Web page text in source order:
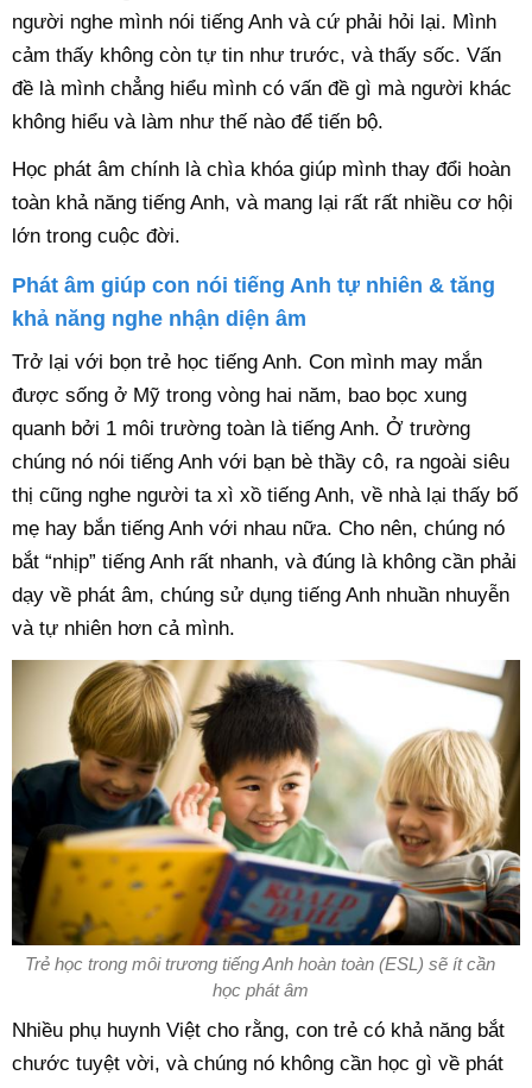
người nghe mình nói tiếng Anh và cứ phải hỏi lại. Mình
cảm thấy không còn tự tin như trước, và thấy sốc. Vấn
đề là mình chẳng hiểu mình có vấn đề gì mà người khác
không hiểu và làm như thế nào để tiến bộ.
Học phát âm chính là chìa khóa giúp mình thay đổi hoàn
toàn khả năng tiếng Anh, và mang lại rất rất nhiều cơ hội
lớn trong cuộc đời.
Phát âm giúp con nói tiếng Anh tự nhiên & tăng
khả năng nghe nhận diện âm
Trở lại với bọn trẻ học tiếng Anh. Con mình may mắn
được sống ở Mỹ trong vòng hai năm, bao bọc xung
quanh bởi 1 môi trường toàn là tiếng Anh. Ở trường
chúng nó nói tiếng Anh với bạn bè thầy cô, ra ngoài siêu
thị cũng nghe người ta xì xồ tiếng Anh, về nhà lại thấy bố
mẹ hay bắn tiếng Anh với nhau nữa. Cho nên, chúng nó
bắt “nhịp” tiếng Anh rất nhanh, và đúng là không cần phải
dạy về phát âm, chúng sử dụng tiếng Anh nhuần nhuyễn
và tự nhiên hơn cả mình.
Trẻ học trong môi trương tiếng Anh hoàn toàn (ESL) sẽ ít cần
học phát âm
Nhiều phụ huynh Việt cho rằng, con trẻ có khả năng bắt
chước tuyệt vời, và chúng nó không cần học gì về phát